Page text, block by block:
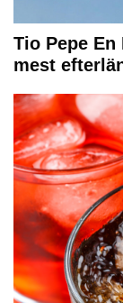
Tio Pepe En
mest